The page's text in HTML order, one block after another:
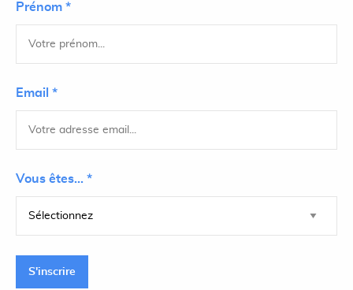
Prénom *
Email *
Vous êtes... *
S'inscrire